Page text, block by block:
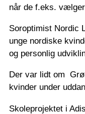
når de f.eks.
Soroptimist Nordic
unge nordiske
og personlig
Der var lidt om
kvinder under
Skoleprojektet i